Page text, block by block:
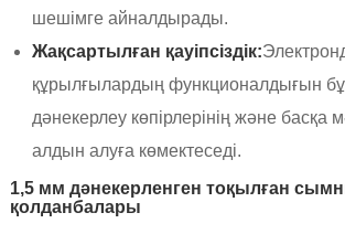
шешімге айналдырады.
Жақсартылған қауіпсіздік:
құрылғылардың функционалдығын
дәнекерлеу көпірлерінің және басқа
алдын алуға көмектеседі.
1,5 мм дәнекерленген тоқылған
қолданбалары